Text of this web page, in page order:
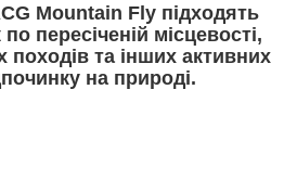
Mountain Fly підходять
пересіченій місцевості,
походів та інших активних
на природі.